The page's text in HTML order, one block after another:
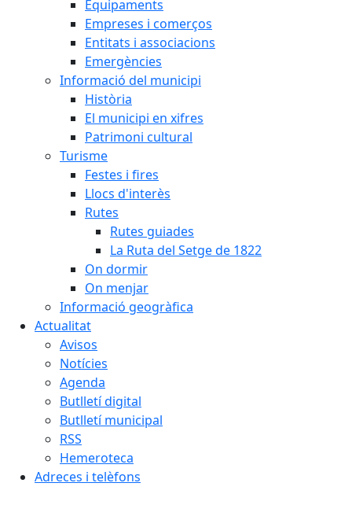
Equipaments
Empreses i comerços
Entitats i associacions
Emergències
Informació del municipi
Història
El municipi en xifres
Patrimoni cultural
Turisme
Festes i fires
Llocs d'interès
Rutes
Rutes guiades
La Ruta del Setge de 1822
On dormir
On menjar
Informació geogràfica
Actualitat
Avisos
Notícies
Agenda
Butlletí digital
Butlletí municipal
RSS
Hemeroteca
Adreces i telèfons